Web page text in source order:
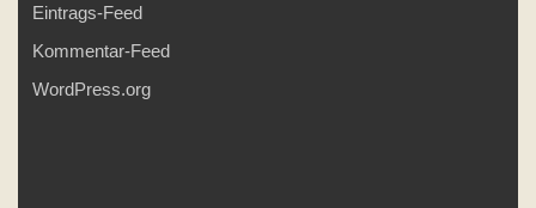
Eintrags-Feed
Kommentar-Feed
WordPress.org